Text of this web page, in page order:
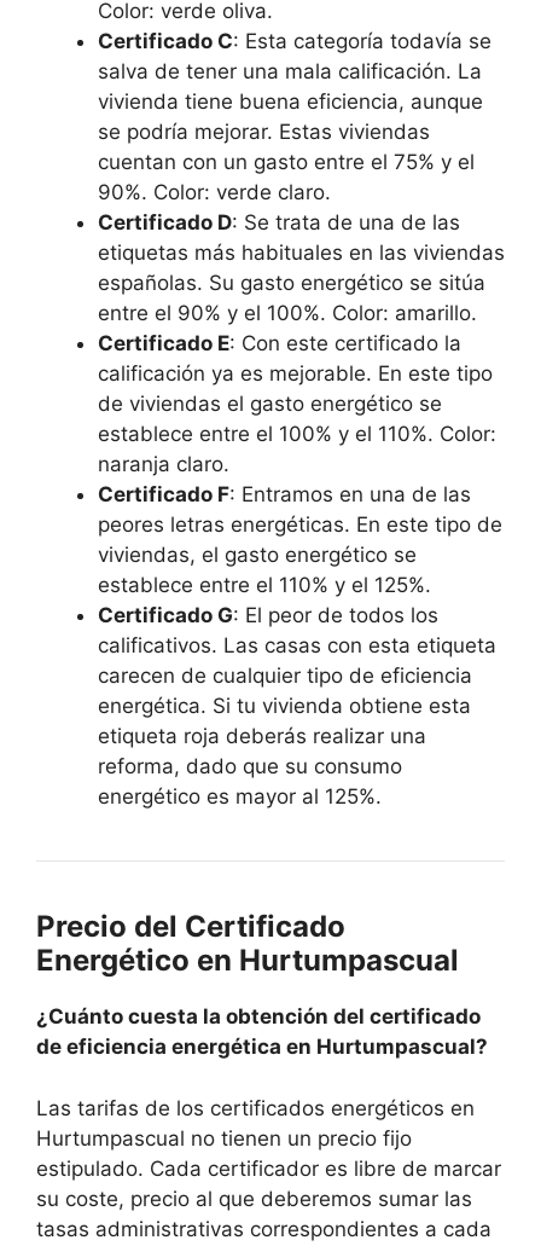
Color: verde oliva.
Certificado C: Esta categoría todavía se
salva de tener una mala calificación. La
vivienda tiene buena eficiencia, aunque
se podría mejorar. Estas viviendas
cuentan con un gasto entre el 75% y el
90%. Color: verde claro.
Certificado D: Se trata de una de las
etiquetas más habituales en las viviendas
españolas. Su gasto energético se sitúa
entre el 90% y el 100%. Color: amarillo.
Certificado E: Con este certificado la
calificación ya es mejorable. En este tipo
de viviendas el gasto energético se
establece entre el 100% y el 110%. Color:
naranja claro.
Certificado F: Entramos en una de las
peores letras energéticas. En este tipo de
viviendas, el gasto energético se
establece entre el 110% y el 125%.
Certificado G: El peor de todos los
calificativos. Las casas con esta etiqueta
carecen de cualquier tipo de eficiencia
energética. Si tu vivienda obtiene esta
etiqueta roja deberás realizar una
reforma, dado que su consumo
energético es mayor al 125%.
Precio del Certificado
Energético en Hurtumpascual
¿Cuánto cuesta la obtención del certificado
de eficiencia energética en Hurtumpascual?
Las tarifas de los certificados energéticos en
Hurtumpascual no tienen un precio fijo
estipulado. Cada certificador es libre de marcar
su coste, precio al que deberemos sumar las
tasas administrativas correspondientes a cada